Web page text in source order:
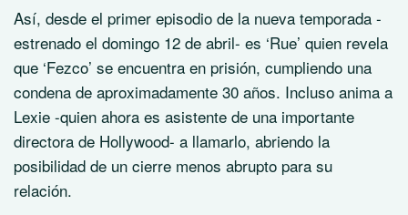
Así, desde el primer episodio de la nueva temporada -
estrenado el domingo 12 de abril- es ‘Rue’ quien revela
que ‘Fezco’ se encuentra en prisión, cumpliendo una
condena de aproximadamente 30 años. Incluso anima a
Lexie -quien ahora es asistente de una importante
directora de Hollywood- a llamarlo, abriendo la
posibilidad de un cierre menos abrupto para su
relación.